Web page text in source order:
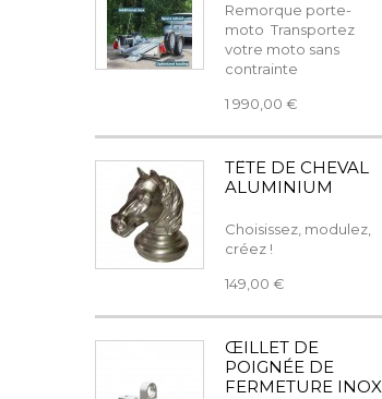
Remorque porte-
moto Transportez
votre moto sans
contrainte
1 990,00 €
TÊTE DE CHEVAL
ALUMINIUM
Choisissez, modulez,
créez !
149,00 €
ŒILLET DE
POIGNÉE DE
FERMETURE INOX